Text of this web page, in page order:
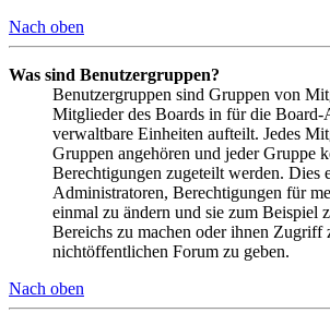
Nach oben
Was sind Benutzergruppen?
Benutzergruppen sind Gruppen von
Mitglieder des Boards in für die Board-
verwaltbare Einheiten aufteilt. Jedes
Gruppen angehören und jeder Gruppe
Berechtigungen zugeteilt werden. Dies
Administratoren, Berechtigungen für
einmal zu ändern und sie zum Beispiel
Bereichs zu machen oder ihnen Zugriff
nichtöffentlichen Forum zu geben.
Nach oben